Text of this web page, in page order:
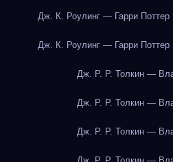
Дж. К. Роулинг — Гарри
Дж. К. Роулинг — Гарри
Дж. Р. Р. Толкин —
Дж. Р. Р. Толкин —
Дж. Р. Р. Толкин —